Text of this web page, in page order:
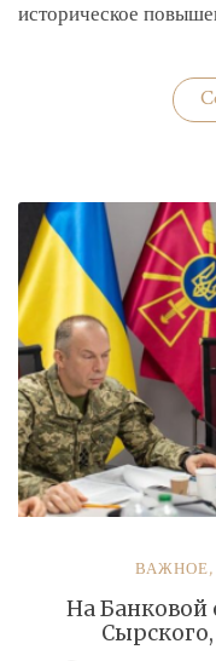
историческое
ВАЖНОЕ,
На Банковой